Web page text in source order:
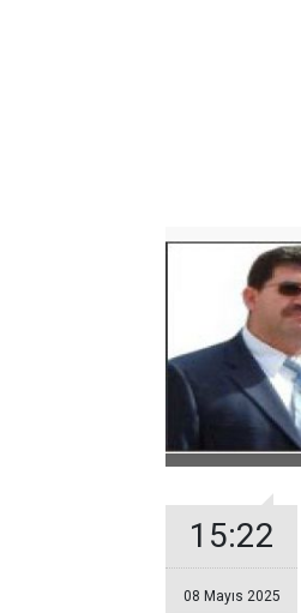
15:22
08 Mayıs 2025